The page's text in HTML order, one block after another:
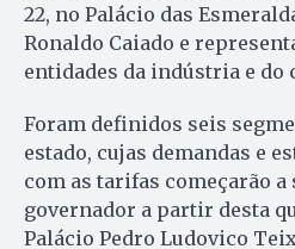
22, no Palácio das
Ronaldo Caiado e
entidades da indústria e do
Foram definidos seis
estado, cujas demandas e
com as tarifas começarão
governador a partir desta
Palácio Pedro Ludovico